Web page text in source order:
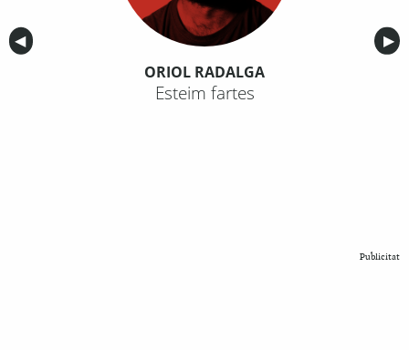
Anterior
◀︎ ▶︎
ORIOL RADALGA
Esteim fartes
Publicitat